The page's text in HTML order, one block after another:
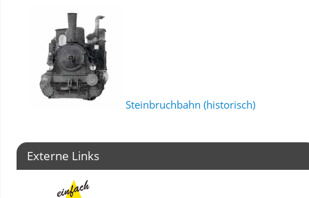
Steinbruchbahn (historisch)
Externe Links